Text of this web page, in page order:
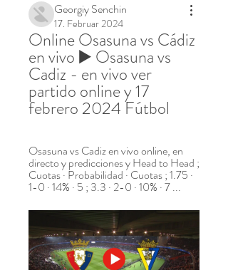
Georgiy Senchin
17. Februar 2024
Online Osasuna vs Cádiz
en vivo ▶️ Osasuna vs
Cadiz - en vivo ver
partido online y 17
febrero 2024 Fútbol
Osasuna vs Cadiz en vivo online, en
directo y predicciones y Head to Head ;
Cuotas · Probabilidad · Cuotas ; 1.75 ·
1-0 · 14% · 5 ; 3.3 · 2-0 · 10% · 7 ...